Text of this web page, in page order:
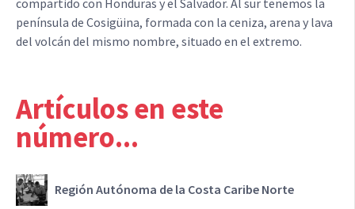
compartido con Honduras y el Salvador. Al sur tenemos la
península de Cosigüina, formada con la ceniza, arena y lava
del volcán del mismo nombre, situado en el extremo.
Artículos en este
número...
Región Autónoma de la Costa Caribe Norte